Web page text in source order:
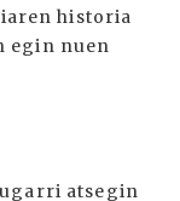
historia
egin nuen
atsegin